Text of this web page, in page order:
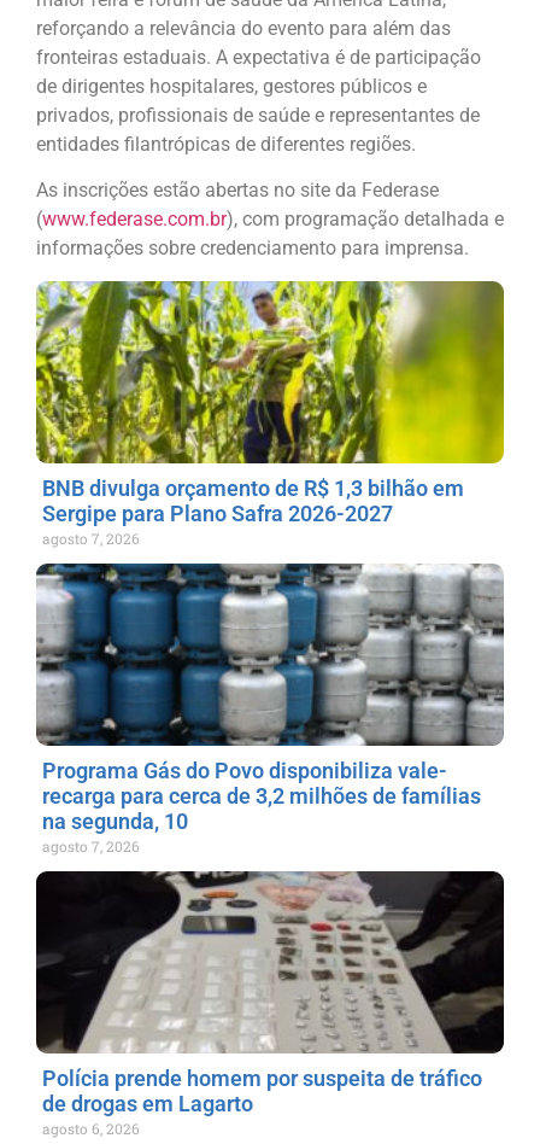
reforçando a relevância do evento para além das
fronteiras estaduais. A expectativa é de participação
de dirigentes hospitalares, gestores públicos e
privados, profissionais de saúde e representantes de
entidades filantrópicas de diferentes regiões.
As inscrições estão abertas no site da Federase
(www.federase.com.br), com programação detalhada e
informações sobre credenciamento para imprensa.
BNB divulga orçamento de R$ 1,3 bilhão em
Sergipe para Plano Safra 2026-2027
agosto 7, 2026
Programa Gás do Povo disponibiliza vale-
recarga para cerca de 3,2 milhões de famílias
na segunda, 10
agosto 7, 2026
Polícia prende homem por suspeita de tráfico
de drogas em Lagarto
agosto 6, 2026